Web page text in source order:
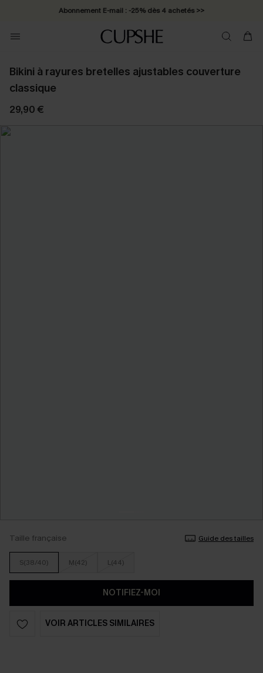
Abonnement E-mail : -25% dès 4 achetés >>
Bikini à rayures bretelles ajustables couverture
classique
29,90 €
Taille française Guide des tailles
S(38/40) M(42) L(44)
NOTIFIEZ-MOI
VOIR ARTICLES SIMILAIRES